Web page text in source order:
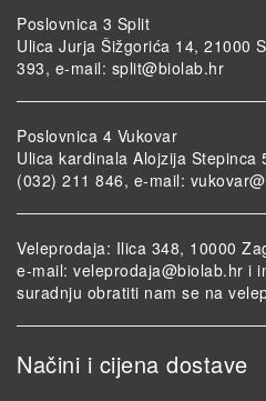
Poslovnica 3 Split
Ulica Jurja Šižgorića 14, 21000
393, e-mail: split@biolab.hr
Poslovnica 4 Vukovar
Ulica kardinala Alojzija Stepinca
(032) 211 846, e-mail:
Veleprodaja: Ilica 348, 10000
e-mail: veleprodaja@biolab.hr i
suradnju obratiti nam se na
Načini i cijena dostave